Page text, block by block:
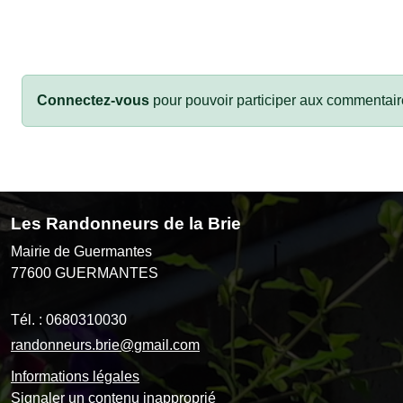
Connectez-vous pour pouvoir participer aux
Les Randonneurs de la Brie
Mairie de Guermantes
77600 GUERMANTES
Tél. : 0680310030
randonneurs.brie@gmail.com
Informations légales
Signaler un contenu inapproprié